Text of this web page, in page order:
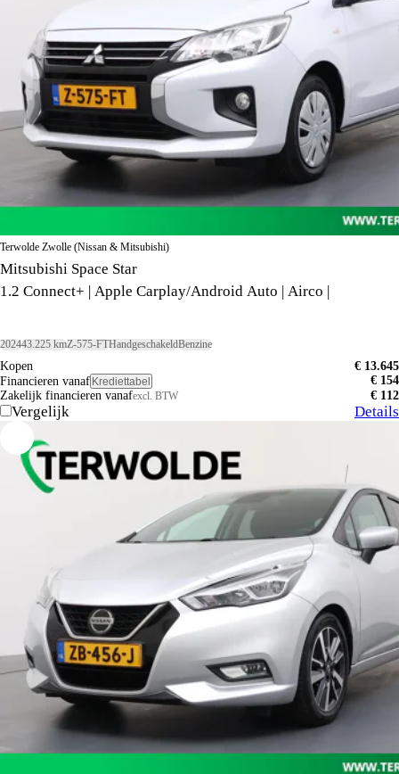
Terwolde Zwolle (Nissan & Mitsubishi)
Mitsubishi Space Star
1.2 Connect+ | Apple Carplay/Android Auto | Airco |
202443.225 kmZ-575-FTHandgeschakeldBenzine
Kopen
€ 13.645
Financieren vanaf Krediettabel
€ 154
Zakelijk financieren vanafexcl. BTW € 112
Vergelijk Details